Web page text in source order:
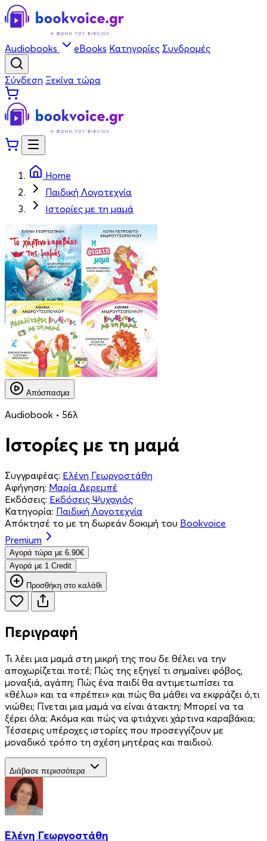
Audiobooks eBooks Κατηγορίες Συνδρομές
Σύνδεση Ξεκίνα τώρα
Home
Παιδική Λογοτεχνία
Ιστορίες με τη μαμά
Απόσπασμα
Audiobook • 56λ
Ιστορίες με τη μαμά
Συγγραφέας: Ελένη Γεωργοστάθη
Αφήγηση: Μαρία Δερεμπέ
Εκδόσεις: Εκδόσεις Ψυχογιός
Κατηγορία: Παιδική Λογοτεχνία
Απόκτησέ το με τη δωρεάν δοκιμή του Bookvoice
Premium
Aγορά τώρα με 6.90€
Aγορά με 1 Credit
Προσθήκη στο καλάθι
Περιγραφή
Τι λέει μια μαμά στη μικρή της που δε θέλει να την
αποχωρίζεται ποτέ; Πώς της εξηγεί τι σημαίνει φόβος,
μοναξιά, αγάπη; Πώς ένα παιδί θα αντιμετωπίσει τα
«θέλω» και τα «πρέπει» και πώς θα μάθει να εκφράζει ό,τι
νιώθει; Γίνεται μια μαμά να είναι άτακτη; Μπορεί να τα
ξέρει όλα; Ακόμα και πώς να φτιάχνει χάρτινα καραβάκια;
Τέσσερις υπέροχες ιστορίες που προσεγγίζουν με
μοναδικό τρόπο τη σχέση μητέρας και παιδιού.
Διάβασε περισσότερα
Ελένη Γεωργοστάθη